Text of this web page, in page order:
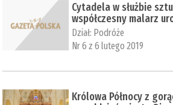
Cytadela w służbie
współczesny malarz
Dział: Podróże
Nr 6 z 6 lutego 2019
Królowa Północy z